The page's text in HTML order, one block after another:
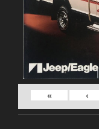
›
»